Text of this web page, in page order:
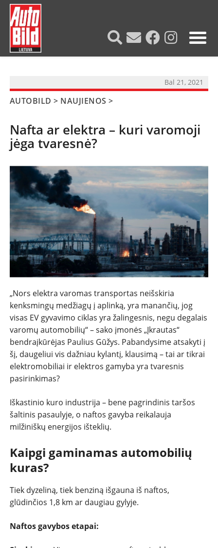
TESTAI
NAUJI
NAUDOTI
REPORTAŽAI
PATARIMAI
Bal 21, 2021
AUTOBILD > NAUJIENOS >
Nafta ar elektra – kuri varomoji
jėga tvaresnė?
„Nors elektra varomas transportas neišskiria
kenksmingų medžiagų į aplinką, yra manančių, jog
visas EV gyvavimo ciklas yra žalingesnis, negu degalais
varomų automobilių“ – sako įmonės „Įkrautas“
bendraįkūrėjas Paulius Gūžys. Pabandysime atsakyti į
šį, daugeliui vis dažniau kylantį, klausimą – tai ar tikrai
elektromobiliai ir elektros gamyba yra tvaresnis
pasirinkimas?
Iškastinio kuro industrija – bene pagrindinis taršos
šaltinis pasaulyje, o naftos gavyba reikalauja
milžiniškų energijos išteklių.
Kaipgi gaminamas automobilių
kuras?
Tiek dyzeliną, tiek benziną išgauna iš naftos,
glūdinčios 1,8 km ar daugiau gylyje.
Naftos gavybos etapai: